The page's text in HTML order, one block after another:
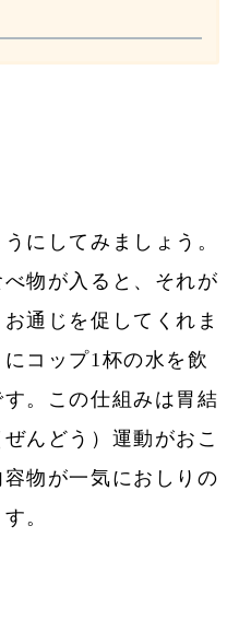
にしてみましょう。
物が入ると、それが
通じを促してくれま
コップ1杯の水を飲
。この仕組みは胃結
んどう）運動がおこ
物が一気におしりの
。